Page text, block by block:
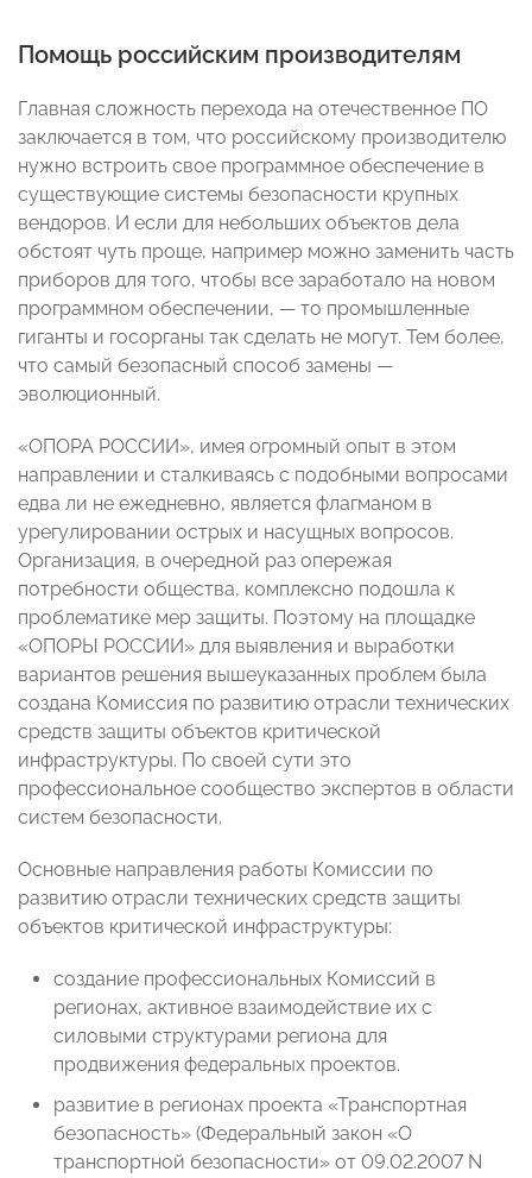
Помощь российским производителям
Главная сложность перехода на отечественное ПО
заключается в том, что российскому производителю
нужно встроить свое программное обеспечение в
существующие системы безопасности крупных
вендоров. И если для небольших объектов дела
обстоят чуть проще, например можно заменить часть
приборов для того, чтобы все заработало на новом
программном обеспечении, — то промышленные
гиганты и госорганы так сделать не могут. Тем более,
что самый безопасный способ замены —
эволюционный.
«ОПОРА РОССИИ», имея огромный опыт в этом
направлении и сталкиваясь с подобными вопросами
едва ли не ежедневно, является флагманом в
урегулировании острых и насущных вопросов.
Организация, в очередной раз опережая
потребности общества, комплексно подошла к
проблематике мер защиты. Поэтому на площадке
«ОПОРЫ РОССИИ» для выявления и выработки
вариантов решения вышеуказанных проблем была
создана Комиссия по развитию отрасли технических
средств защиты объектов критической
инфраструктуры. По своей сути это
профессиональное сообщество экспертов в области
систем безопасности.
Основные направления работы Комиссии по
развитию отрасли технических средств защиты
объектов критической инфраструктуры:
создание профессиональных Комиссий в
регионах, активное взаимодействие их с
силовыми структурами региона для
продвижения федеральных проектов.
развитие в регионах проекта «Транспортная
безопасность» (Федеральный закон «О
транспортной безопасности» от 09.02.2007 N